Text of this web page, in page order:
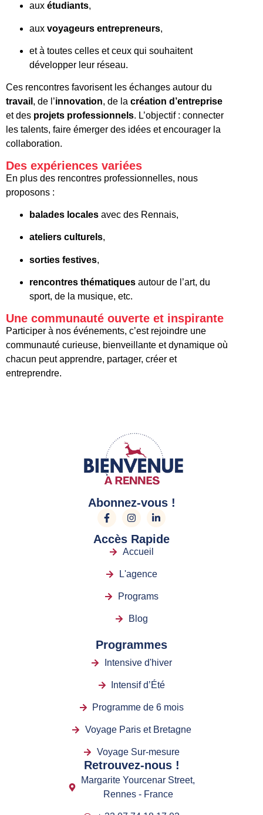
aux étudiants,
aux voyageurs entrepreneurs,
et à toutes celles et ceux qui souhaitent
développer leur réseau.
Ces rencontres favorisent les échanges autour du
travail , de l’innovation, de la création d’entreprise
et des projets professionnels. L’objectif : connecter
les talents, faire émerger des idées et encourager la
collaboration.
Des expériences variées
En plus des rencontres professionnelles, nous
proposons :
balades locales avec des Rennais,
ateliers culturels,
sorties festives,
rencontres thématiques autour de l’art, du
sport, de la musique, etc.
Une communauté ouverte et inspirante
Participer à nos événements, c’est rejoindre une
communauté curieuse, bienveillante et dynamique où
chacun peut apprendre, partager, créer et
entreprendre.
Abonnez-vous !
Accès Rapide
Accueil
L'agence
Programs
Blog
Programmes
Intensive d'hiver
Intensif d’Été
Programme de 6 mois
Voyage Paris et Bretagne
Voyage Sur-mesure
Retrouvez-nous !
Margarite Yourcenar Street,
Rennes - France